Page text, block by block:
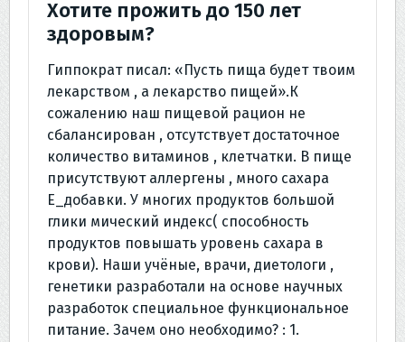
Хотите прожить до 150 лет
здоровым?
Гиппократ писал: «Пусть пища будет твоим
лекарством , а лекарство пищей».К
сожалению наш пищевой рацион не
сбалансирован , отсутствует достаточное
количество витаминов , клетчатки. В пище
присутствуют аллергены , много сахара
Е_добавки. У многих продуктов большой
глики мический индекс( способность
продуктов повышать уровень сахара в
крови). Наши учёные, врачи, диетологи ,
генетики разработали на основе научных
разработок специальное функциональное
питание. Зачем оно необходимо? : 1.